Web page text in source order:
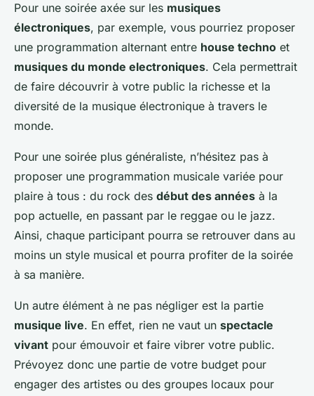
Pour une soirée axée sur les musiques
électroniques, par exemple, vous pourriez proposer
une programmation alternant entre house techno et
musiques du monde electroniques. Cela permettrait
de faire découvrir à votre public la richesse et la
diversité de la musique électronique à travers le
monde.
Pour une soirée plus généraliste, n’hésitez pas à
proposer une programmation musicale variée pour
plaire à tous : du rock des début des années à la
pop actuelle, en passant par le reggae ou le jazz.
Ainsi, chaque participant pourra se retrouver dans au
moins un style musical et pourra profiter de la soirée
à sa manière.
Un autre élément à ne pas négliger est la partie
musique live. En effet, rien ne vaut un spectacle
vivant pour émouvoir et faire vibrer votre public.
Prévoyez donc une partie de votre budget pour
engager des artistes ou des groupes locaux pour